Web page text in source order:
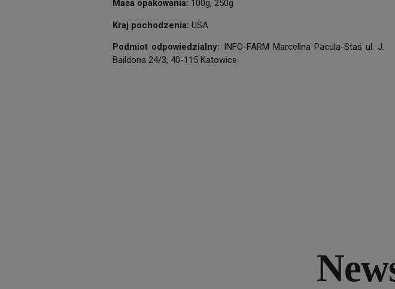
Masa opakowania: 100g, 250g
Kraj pochodzenia: USA
Podmiot odpowiedzialny: INFO-FARM Marcelina Pacula-Staś ul. J.
Baildona 24/3, 40-115 Katowice